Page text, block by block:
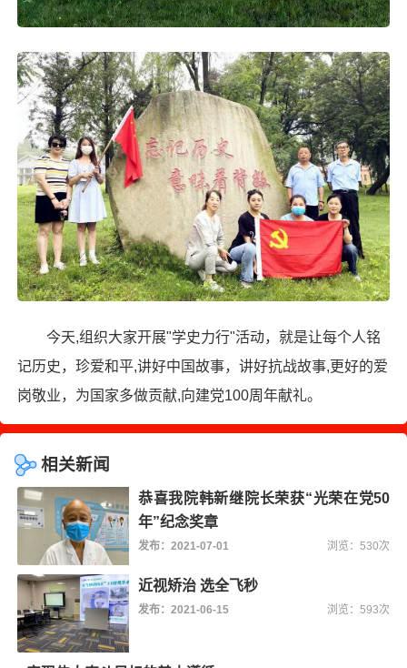
今天,组织大家开展"学史力行"活动，就是让每个人铭
记历史，珍爱和平,讲好中国故事，讲好抗战故事,更好的爱
岗敬业，为国家多做贡献,向建党100周年献礼。
相关新闻
恭喜我院韩新继院长荣获“光荣在党50
年”纪念奖章
发布：2021-07-01 浏览：530次
近视矫治 选全飞秒
发布：2021-06-15 浏览：593次